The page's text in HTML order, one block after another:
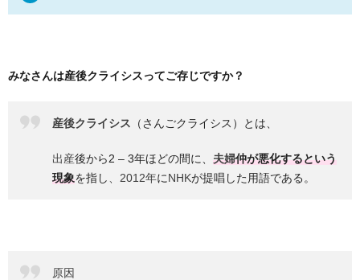
みなさんは産後クライシスってご存じですか？
産後クライシス （さんごクライシス）とは、
出産後から2 – 3年ほどの間に、 夫婦仲が悪化するという
現象を指し 、2012年にNHKが提唱した用語である。
原因